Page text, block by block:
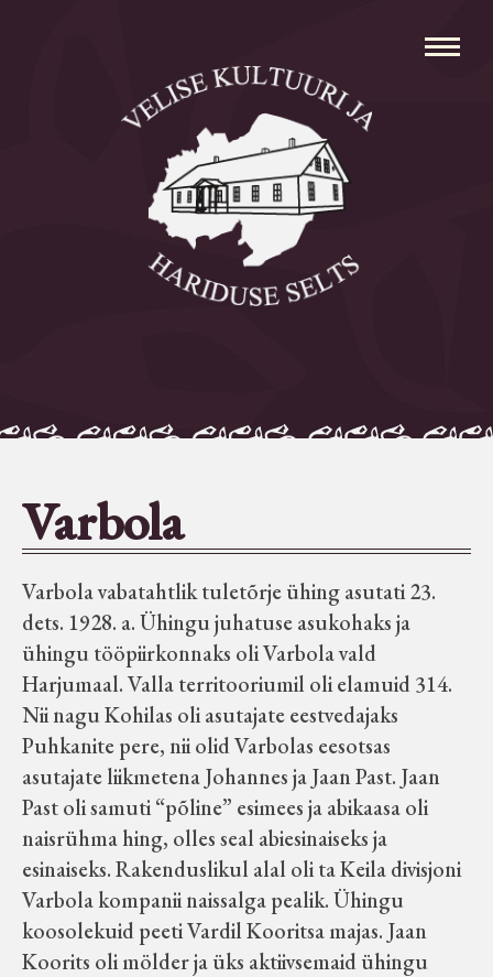
Avaleht
Aleksei Parnabas
Sillaotsa Talumuuseum
Seltsid-ühingud
Aiandus
Tuletõrje
Õpperada
Muud koduloolist Velise mailt
Märjamaa ümbruse valdade
elanike nimekirjad seisuga
15.12.1938
Varbola
Varbola vabatahtlik tuletõrje ühing asutati 23.
dets. 1928. a. Ühingu juhatuse asukohaks ja
ühingu tööpiirkonnaks oli Varbola vald
Harjumaal. Valla territooriumil oli elamuid 314.
Nii nagu Kohilas oli asutajate eestvedajaks
Puhkanite pere, nii olid Varbolas eesotsas
asutajate liikmetena Johannes ja Jaan Past. Jaan
Past oli samuti “põline” esimees ja abikaasa oli
naisrühma hing, olles seal abiesinaiseks ja
esinaiseks. Rakenduslikul alal oli ta Keila divisjoni
Varbola kompanii naissalga pealik. Ühingu
koosolekuid peeti Vardil Kooritsa majas. Jaan
Koorits oli mölder ja üks aktiivsemaid ühingu